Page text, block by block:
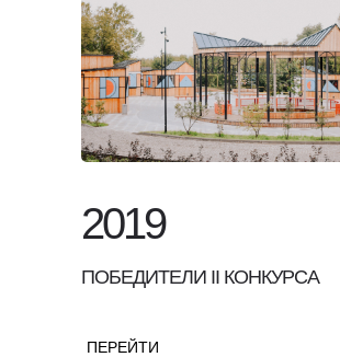
2019
ПОБЕДИТЕЛИ II КОНКУРСА
ПЕРЕЙТИ